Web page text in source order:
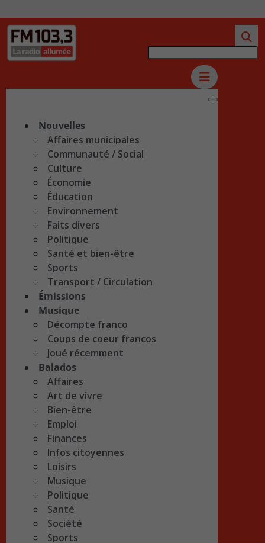
Nouvelles
Affaires municipales
Communauté / Social
Culture
Économie
Éducation
Environnement
Faits divers
Politique
Santé et bien-être
Sports
Transport / Circulation
Émissions
Musique
Décompte franco
Coups de coeur francos
Joué récemment
Balados
Affaires
Art de vivre
Bien-être
Emploi
Finances
Infos citoyennes
Loisirs
Musique
Politique
Santé
Société
Sports